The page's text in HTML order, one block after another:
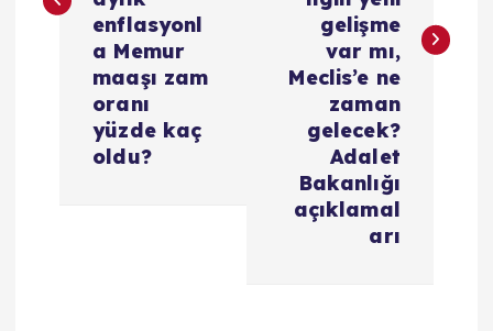
enflasyonl
a Memur
maaşı zam
oranı
yüzde kaç
oldu?
gelişme
var mı,
Meclis’e ne
zaman
gelecek?
Adalet
Bakanlığı
açıklamal
arı